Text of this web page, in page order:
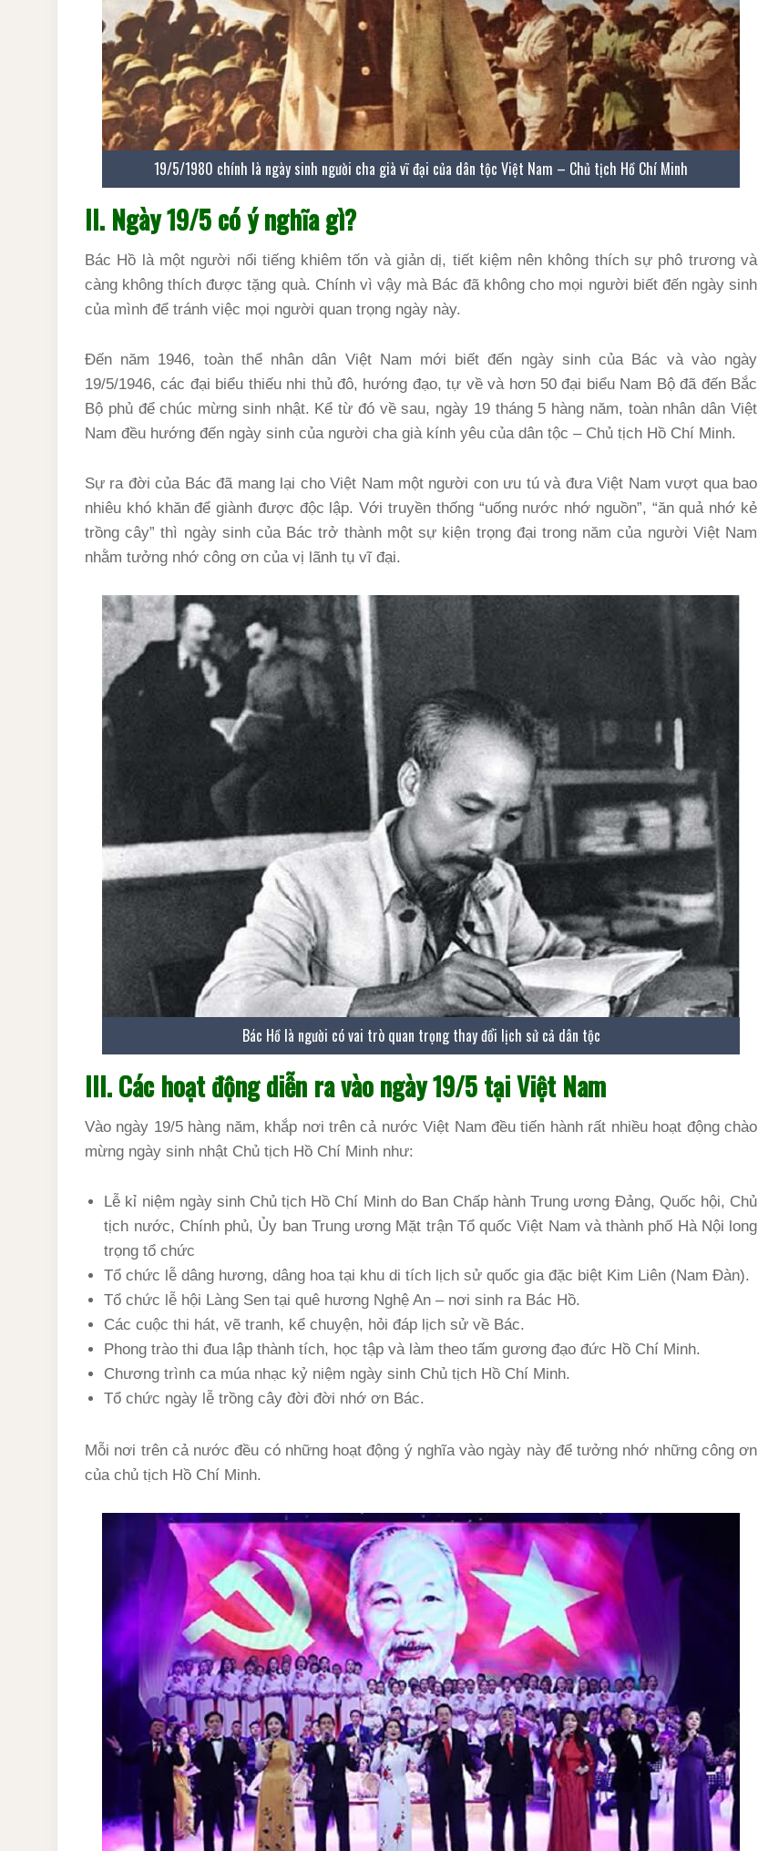
19/5/1980 chính là ngày sinh người cha già vĩ đại của dân tộc Việt Nam – Chủ tịch Hồ Chí Minh
II. Ngày 19/5 có ý nghĩa gì?
Bác Hồ là một người nổi tiếng khiêm tốn và giản dị, tiết kiệm nên không thích sự phô trương và
càng không thích được tặng quà. Chính vì vậy mà Bác đã không cho mọi người biết đến ngày sinh
của mình để tránh việc mọi người quan trọng ngày này.
Đến năm 1946, toàn thể nhân dân Việt Nam mới biết đến ngày sinh của Bác và vào ngày
19/5/1946, các đại biểu thiếu nhi thủ đô, hướng đạo, tự về và hơn 50 đại biểu Nam Bộ đã đến Bắc
Bộ phủ để chúc mừng sinh nhật. Kể từ đó về sau, ngày 19 tháng 5 hàng năm, toàn nhân dân Việt
Nam đều hướng đến ngày sinh của người cha già kính yêu của dân tộc – Chủ tịch Hồ Chí Minh.
Sự ra đời của Bác đã mang lại cho Việt Nam một người con ưu tú và đưa Việt Nam vượt qua bao
nhiêu khó khăn để giành được độc lập. Với truyền thống “uống nước nhớ nguồn”, “ăn quả nhớ kẻ
trồng cây” thì ngày sinh của Bác trở thành một sự kiện trọng đại trong năm của người Việt Nam
nhằm tưởng nhớ công ơn của vị lãnh tụ vĩ đại.
Bác Hồ là người có vai trò quan trọng thay đổi lịch sử cả dân tộc
III. Các hoạt động diễn ra vào ngày 19/5 tại Việt Nam
Vào ngày 19/5 hàng năm, khắp nơi trên cả nước Việt Nam đều tiến hành rất nhiều hoạt động chào
mừng ngày sinh nhật Chủ tịch Hồ Chí Minh như:
Lễ kỉ niệm ngày sinh Chủ tịch Hồ Chí Minh do Ban Chấp hành Trung ương Đảng, Quốc hội, Chủ
tịch nước, Chính phủ, Ủy ban Trung ương Mặt trận Tổ quốc Việt Nam và thành phố Hà Nội long
trọng tổ chức
Tổ chức lễ dâng hương, dâng hoa tại khu di tích lịch sử quốc gia đặc biệt Kim Liên (Nam Đàn).
Tổ chức lễ hội Làng Sen tại quê hương Nghệ An – nơi sinh ra Bác Hồ.
Các cuộc thi hát, vẽ tranh, kể chuyện, hỏi đáp lịch sử về Bác.
Phong trào thi đua lập thành tích, học tập và làm theo tấm gương đạo đức Hồ Chí Minh.
Chương trình ca múa nhạc kỷ niệm ngày sinh Chủ tịch Hồ Chí Minh.
Tổ chức ngày lễ trồng cây đời đời nhớ ơn Bác.
Mỗi nơi trên cả nước đều có những hoạt động ý nghĩa vào ngày này để tưởng nhớ những công ơn
của chủ tịch Hồ Chí Minh.